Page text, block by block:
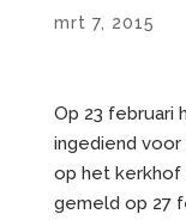
mrt 7, 2015
Op 23 februari
ingediend
op het kerkhof
gemeld op 27